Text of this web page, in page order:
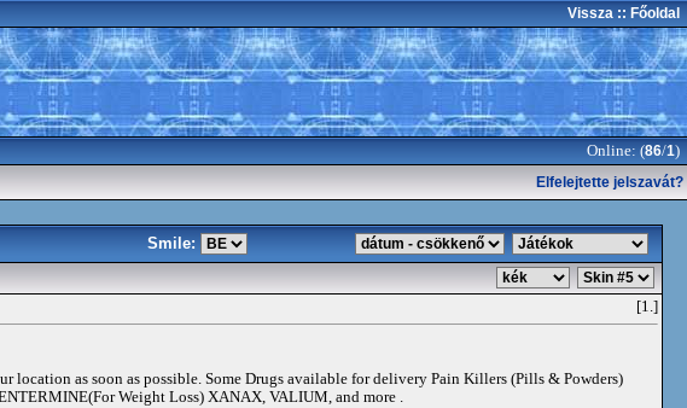
Vissza :: Főoldal
Online: (86/1)
Elfelejtette jelszavát?
Smile:
[1.]
location as soon as possible. Some Drugs available for delivery Pain Killers (Pills & Powders)
Weight Loss) XANAX, VALIUM, and more .